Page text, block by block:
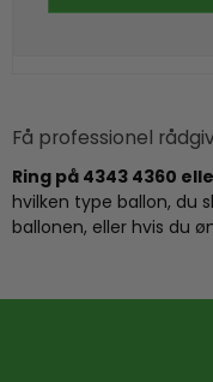
Få professionel
Ring på 4343 4360
hvilken type ballon, du
ballonen, eller hvis du